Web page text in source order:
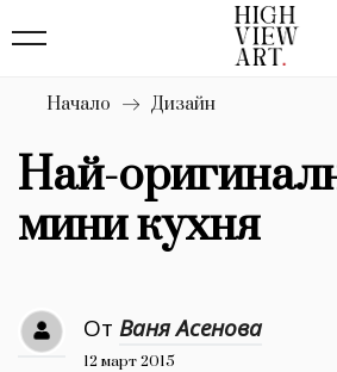
Бизнес
Мода
Dialogue
Изкуство
4340
Красота
777
Начало Дизайн
Най-
мини кухня
От Ваня Асенова
12 март 2015